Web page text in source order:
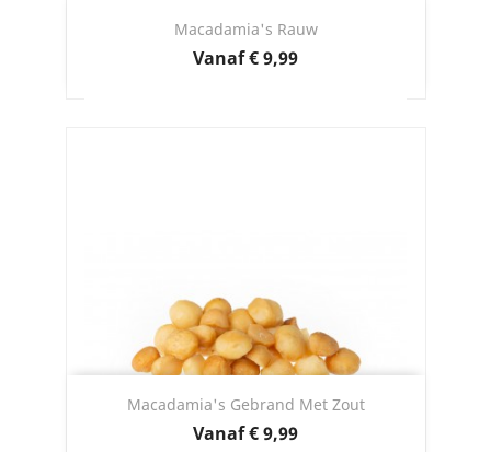
Macadamia's Rauw
VanafPrijs
€ 9,99
Macadamia's Gebrand Met Zout
VanafPrijs
€ 9,99